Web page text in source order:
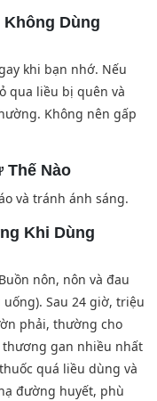
Không Dùng
khi bạn nhớ. Nếu
qua liều bị quên và
Không nên gấp
Thế Nào
và tránh ánh sáng.
Khi Dùng
nôn, nôn và đau
Sau 24 giờ, triệu
phải, thường cho
thương gan nhiều nhất
quá liều dùng và
đường huyết, phù